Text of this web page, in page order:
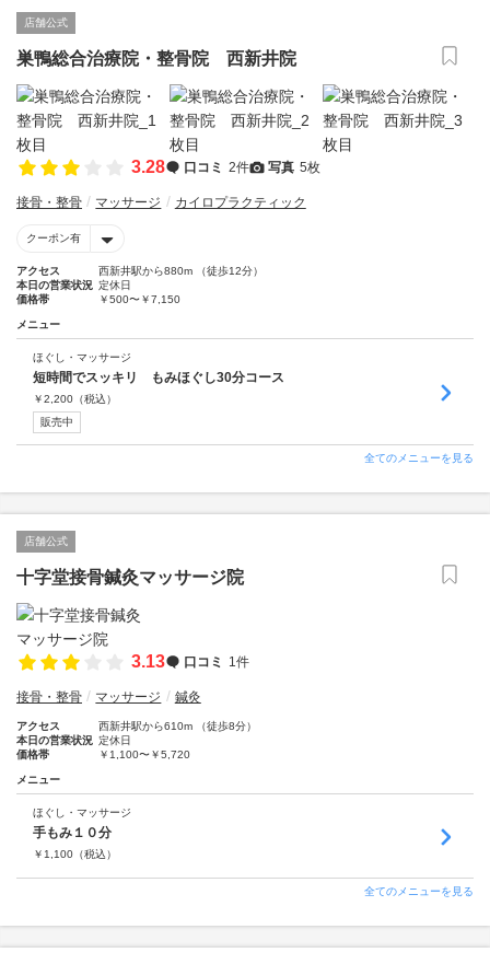
店舗公式
巣鴨総合治療院・整骨院 西新井院
3.28 口コミ 2件 写真 5枚
接骨・整骨 マッサージ カイロプラクティック
クーポン有
アクセス
西新井駅から880m （徒歩12分）
本日の営業状況 定休日
価格帯
￥500〜￥7,150
メニュー
ほぐし・マッサージ
短時間でスッキリ もみほぐし30分コース
￥2,200 （税込）
販売中
全てのメニューを見る
店舗公式
十字堂接骨鍼灸マッサージ院
3.13 口コミ 1件
接骨・整骨 マッサージ 鍼灸
アクセス
西新井駅から610m （徒歩8分）
本日の営業状況 定休日
価格帯
￥1,100〜￥5,720
メニュー
ほぐし・マッサージ
手もみ１０分
￥ 1,100 （税込）
全てのメニューを見る